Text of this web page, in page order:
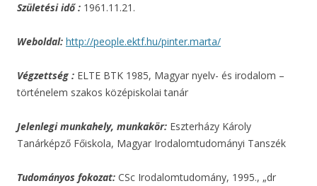
Születési idő : 1961.11.21.
Weboldal: http://people.ektf.hu/pinter.marta/
Végzettség : ELTE BTK 1985, Magyar nyelv- és irodalom –
történelem szakos középiskolai tanár
Jelenlegi munkahely, munkakör: Eszterházy Károly
Tanárképző Főiskola, Magyar Irodalomtudományi Tanszék
Tudományos fokozat: CSc Irodalomtudomány, 1995., „dr